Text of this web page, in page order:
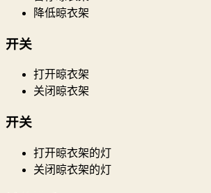
降低晾衣架
开关
打开晾衣架
关闭晾衣架
开关
打开晾衣架的灯
关闭晾衣架的灯